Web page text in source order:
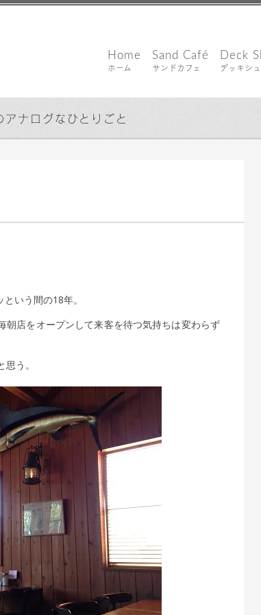
Home
ホーム
Sand Café
サンドカフェ
Deck
デッキシ
ナログなひとりごと
いう間の18年。
朝店をオープンして来客を待つ気持ちは変わらず
う。